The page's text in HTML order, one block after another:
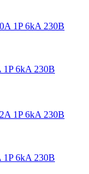
1P 6kA 230В
1P 6kA 230В